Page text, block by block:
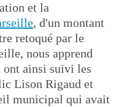
et la
, d'un montant
retoqué par le
nous apprend
ainsi suivi les
Lison Rigaud et
municipal qui avait